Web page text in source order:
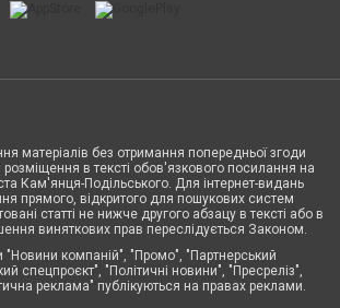
матеріалів без отримання попередньої згоди
в тексті обов'язкового посилання на
Кам'янця-Подільського. Для інтернет-видань
прямого, відкритого для пошукових систем
статті не нижче другого абзацу в тексті або в
виняткових прав переслідується Законом.
"Новини компаній", "Промо", "Партнерський
спецпроєкт", "Політичні новини", "Пресреліз",
реклама" публікуються на правах реклами.